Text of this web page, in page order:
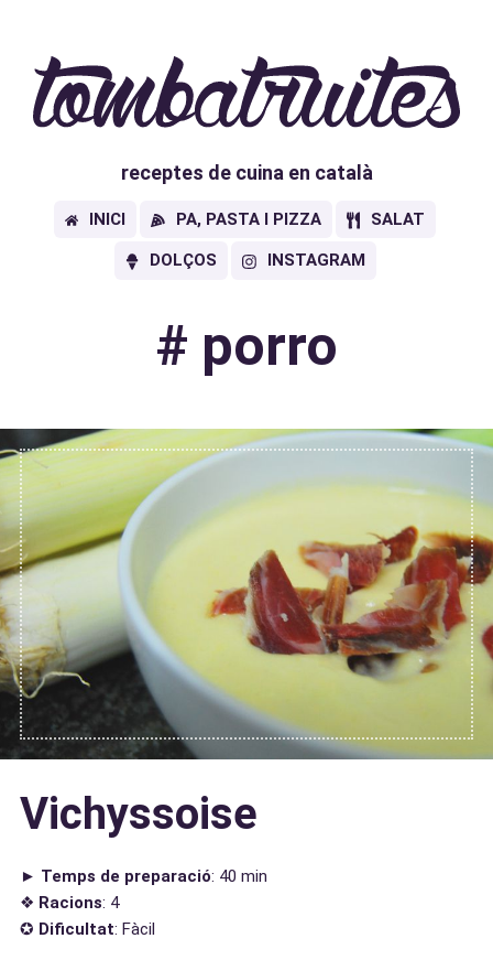
receptes de cuina en català
INICI PA, PASTA I PIZZA SALAT
DOLÇOS INSTAGRAM
# porro
Vichyssoise
► Temps de preparació: 40 min
❖ Racions: 4
✪ Dificultat: Fàcil